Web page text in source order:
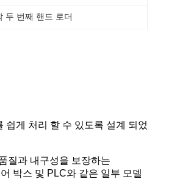
두 번째 핸드 로더
쉽게 처리 할 수 있도록 설계 되었
질과 내구성을 보장하는
박스 및 PLC와 같은 일부 모델